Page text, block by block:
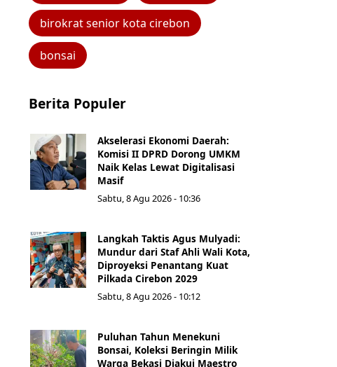
birokrat senior kota cirebon
bonsai
Berita Populer
Akselerasi Ekonomi Daerah:
Komisi II DPRD Dorong UMKM
Naik Kelas Lewat Digitalisasi
Masif
Sabtu, 8 Agu 2026 - 10:36
Langkah Taktis Agus Mulyadi:
Mundur dari Staf Ahli Wali Kota,
Diproyeksi Penantang Kuat
Pilkada Cirebon 2029
Sabtu, 8 Agu 2026 - 10:12
Puluhan Tahun Menekuni
Bonsai, Koleksi Beringin Milik
Warga Bekasi Diakui Maestro